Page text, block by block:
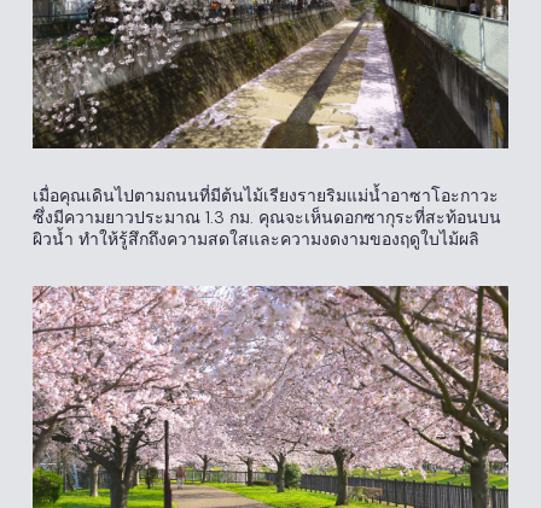
เมื่อคุณเดินไปตามถนนที่มีต้นไม้เรียงรายริมแม่น้ำอาซาโอะกาวะ
ซึ่งมีความยาวประมาณ 1.3 กม. คุณจะเห็นดอกซากุระที่สะท้อนบน
ผิวน้ำ ทำให้รู้สึกถึงความสดใสและความงดงามของฤดูใบไม้ผลิ